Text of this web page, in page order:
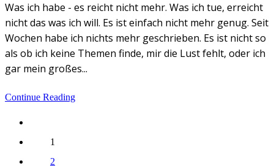
Was ich habe - es reicht nicht mehr. Was ich tue, erreicht
nicht das was ich will. Es ist einfach nicht mehr genug. Seit
Wochen habe ich nichts mehr geschrieben. Es ist nicht so
als ob ich keine Themen finde, mir die Lust fehlt, oder ich
gar mein großes...
Continue Reading
1
2